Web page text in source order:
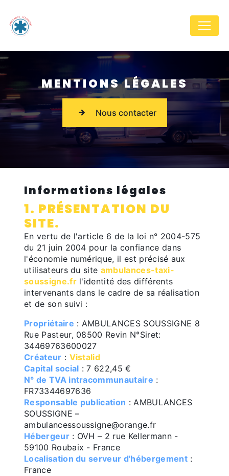
MENTIONS LÉGALES
Nous contacter
Informations légales
1. PRÉSENTATION DU
SITE.
En vertu de l'article 6 de la loi n° 2004-575
du 21 juin 2004 pour la confiance dans
l'économie numérique, il est précisé aux
utilisateurs du site ambulances-taxi-
soussigne.frl'identité des différents
intervenants dans le cadre de sa réalisation
et de son suivi :
Propriétaire : AMBULANCES SOUSSIGNE 8
Rue Pasteur, 08500 Revin N°Siret:
34469763600027
Créateur : Vistalid
Capital social : 7 622,45 €
N° de TVA intracommunautaire :
FR73344697636
Responsable publication : AMBULANCES
SOUSSIGNE –
ambulancessoussigne@orange.fr
Hébergeur: OVH – 2 rue Kellermann -
59100 Roubaix - France
Localisation du serveur d'hébergement:
France